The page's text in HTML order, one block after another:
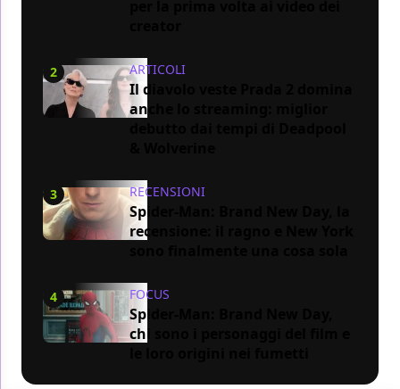
2 ARTICOLI
Il diavolo veste Prada 2 domina
anche lo streaming: miglior
3 RECENSIONI
Spider-Man: Brand New Day, la
recensione: il ragno e New York
4 FOCUS
Spider-Man: Brand New Day,
chi sono i personaggi del film e